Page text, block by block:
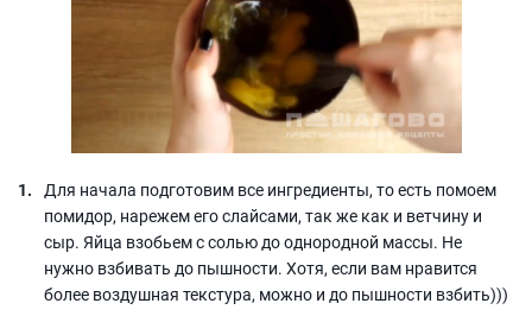
Для начала подготовим все ингредиенты, то есть помоем
помидор, нарежем его слайсами, так же как и ветчину и
сыр. Яйца взобьем с солью до однородной массы. Не
нужно взбивать до пышности. Хотя, если вам нравится
более воздушная текстура, можно и до пышности взбить)))